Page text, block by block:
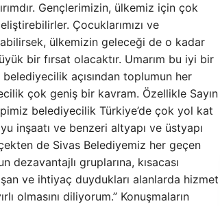
Gençlerimizin, ülkemiz için çok
Çocuklarımızı ve
ülkemizin geleceği de o kadar
bir fırsat olacaktır. Umarım bu iyi bir
belediyecilik açısından toplumun her
çok geniş bir kavram. Özellikle Sayın
belediyecilik Türkiye’de çok yol kat
inşaatı ve benzeri altyapı ve üstyapı
de Sivas Belediyemiz her geçen
gruplarına, kısacası
ve ihtiyaç duydukları alanlarda hizmet
olmasını diliyorum.” Konuşmaların